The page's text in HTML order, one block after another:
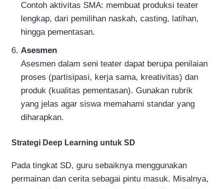
Contoh aktivitas SMA: membuat produksi teater
lengkap, dari pemilihan naskah, casting, latihan,
hingga pementasan.
Asesmen
Asesmen dalam seni teater dapat berupa penilaian
proses (partisipasi, kerja sama, kreativitas) dan
produk (kualitas pementasan). Gunakan rubrik
yang jelas agar siswa memahami standar yang
diharapkan.
Strategi Deep Learning untuk SD
Pada tingkat SD, guru sebaiknya menggunakan
permainan dan cerita sebagai pintu masuk. Misalnya,